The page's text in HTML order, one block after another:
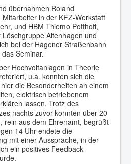
übernahmen Roland
Mitarbeiter in der KFZ-Werkstatt
und HBM Thiemo Potthoff,
Löschgruppe Altenhagen und
bei der Hagener Straßenbahn
Seminar.
Hochvoltanlagen in Theorie
u.a. konnten sich die
die Besonderheiten an einem
elektrisch betriebenem
lassen. Trotz des
nachts zuvor konnten über 20
rein aus dem Ehrenamt, begrüßt
14 Uhr endete die
mit einer Aussprache, in der
ein positives Feedback